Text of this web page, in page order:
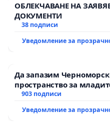
ОБЛЕКЧАВАНЕ НА
ДОКУМЕНТИ
38 подписи
Уведомление за
Да запазим
пространство за
903 подписи
Уведомление за